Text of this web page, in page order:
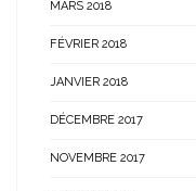
MARS 2018
FÉVRIER 2018
JANVIER 2018
DÉCEMBRE 2017
NOVEMBRE 2017